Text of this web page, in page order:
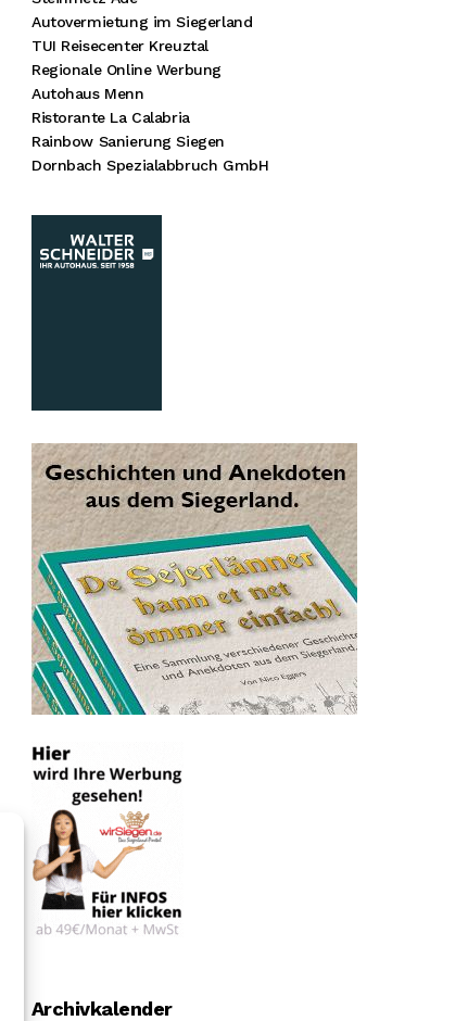
Autovermietung im Siegerland
TUI Reisecenter Kreuztal
Regionale Online Werbung
Autohaus Menn
Ristorante La Calabria
Rainbow Sanierung Siegen
Dornbach Spezialabbruch GmbH
Archivkalender